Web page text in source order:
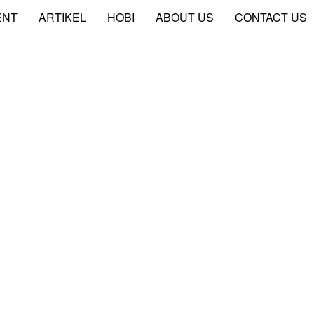
ARTIKEL HOBI ABOUT US CONTACT US